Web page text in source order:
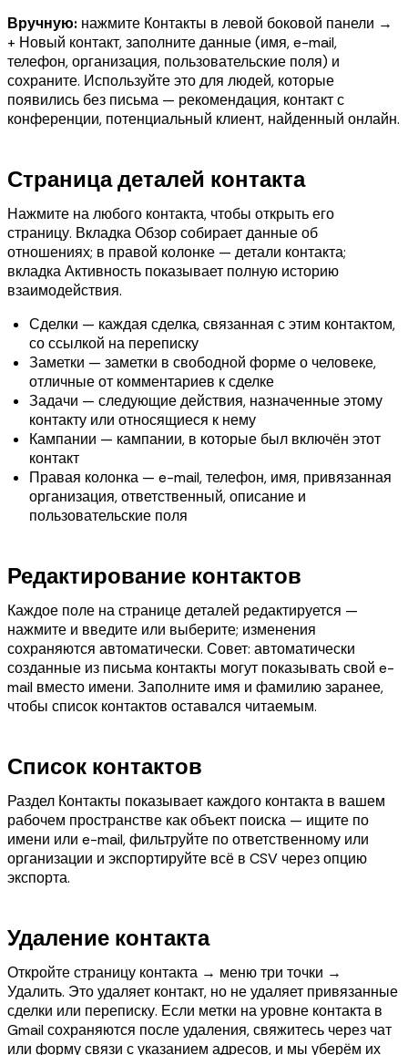
Вручную: нажмите Контакты в левой боковой панели →
+ Новый контакт, заполните данные (имя, e-mail,
телефон, организация, пользовательские поля) и
сохраните. Используйте это для людей, которые
появились без письма — рекомендация, контакт с
конференции, потенциальный клиент, найденный онлайн.
Страница деталей контакта
Нажмите на любого контакта, чтобы открыть его
страницу. Вкладка Обзор собирает данные об
отношениях; в правой колонке — детали контакта;
вкладка Активность показывает полную историю
взаимодействия.
Сделки — каждая сделка, связанная с этим контактом,
со ссылкой на переписку
Заметки — заметки в свободной форме о человеке,
отличные от комментариев к сделке
Задачи — следующие действия, назначенные этому
контакту или относящиеся к нему
Кампании — кампании, в которые был включён этот
контакт
Правая колонка — e-mail, телефон, имя, привязанная
организация, ответственный, описание и
пользовательские поля
Редактирование контактов
Каждое поле на странице деталей редактируется —
нажмите и введите или выберите; изменения
сохраняются автоматически. Совет: автоматически
созданные из письма контакты могут показывать свой e-
mail вместо имени. Заполните имя и фамилию заранее,
чтобы список контактов оставался читаемым.
Список контактов
Раздел Контакты показывает каждого контакта в вашем
рабочем пространстве как объект поиска — ищите по
имени или e-mail, фильтруйте по ответственному или
организации и экспортируйте всё в CSV через опцию
экспорта.
Удаление контакта
Откройте страницу контакта → меню три точки →
Удалить. Это удаляет контакт, но не удаляет привязанные
сделки или переписку. Если метки на уровне контакта в
Gmail сохраняются после удаления, свяжитесь через чат
или форму связи с указанием адресов, и мы уберём их